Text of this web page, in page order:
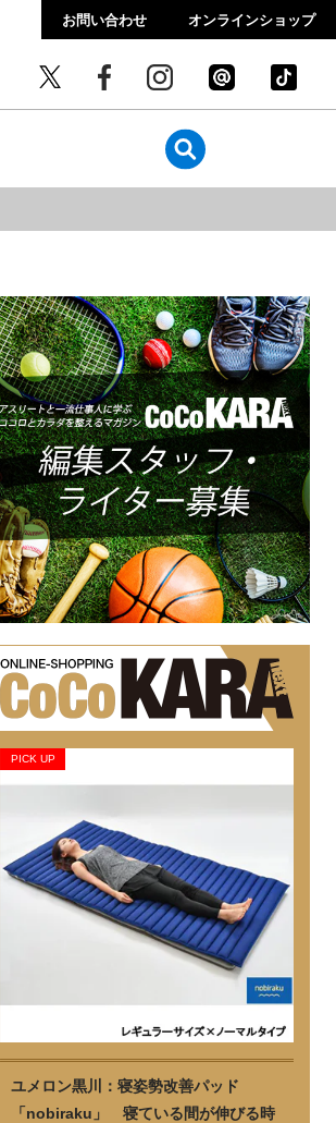
お問い合わせ オンラインショップ
PICK UP
ユメロン黒川：寝姿勢改善パッド
「nobiraku」 寝ている間が伸びる時